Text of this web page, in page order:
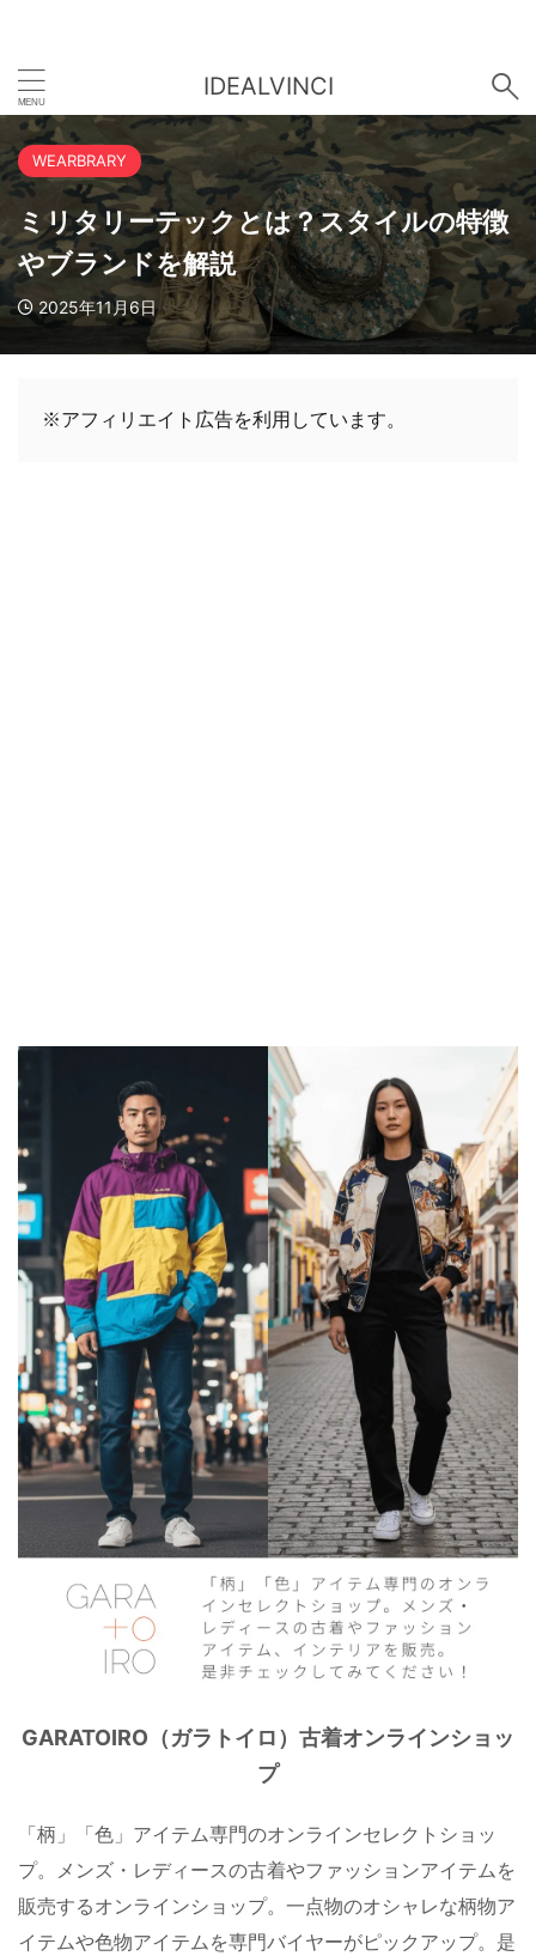
IDEALVINCI
WEARBRARY
ミリタリーテックとは？スタイルの特徴
やブランドを解説
2025年11月6日
※アフィリエイト広告を利用しています。
GARATOIRO（ガラトイロ）古着オンラインショッ
プ
「柄」「色」アイテム専門のオンラインセレクトショッ
プ。メンズ・レディースの古着やファッションアイテムを
販売するオンラインショップ。一点物のオシャレな柄物ア
イテムや色物アイテムを専門バイヤーがピックアップ。是